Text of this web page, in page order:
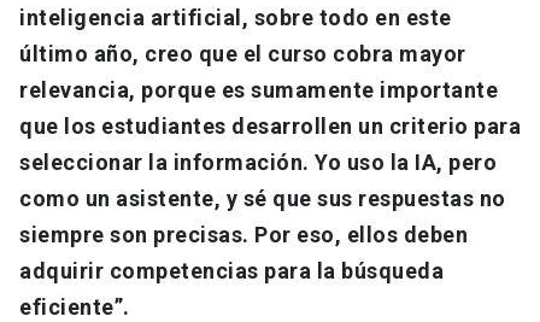
inteligencia artificial, sobre todo en este
último año, creo que el curso cobra mayor
relevancia, porque es sumamente importante
que los estudiantes desarrollen un criterio para
seleccionar la información. Yo uso la IA, pero
como un asistente, y sé que sus respuestas no
siempre son precisas. Por eso, ellos deben
adquirir competencias para la búsqueda
eficiente”.